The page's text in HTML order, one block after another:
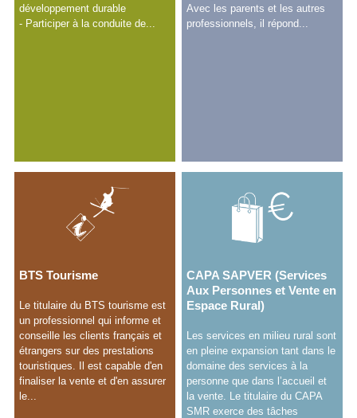
développement durable
- Participer à la conduite de...
Avec les parents et les autres
professionnels, il répond...
BTS Tourisme
Le titulaire du BTS tourisme est
un professionnel qui informe et
conseille les clients français et
étrangers sur des prestations
touristiques. Il est capable d'en
finaliser la vente et d'en assurer
le...
CAPA SAPVER (Services
Aux Personnes et Vente en
Espace Rural)
Les services en milieu rural sont
en pleine expansion tant dans le
domaine des services à la
personne que dans l’accueil et
la vente. Le titulaire du CAPA
SMR exerce des tâches